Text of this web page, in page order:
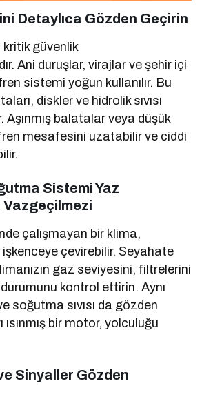
Detaylıca Gözden Geçirin
kritik güvenlik
Ani duruşlar, virajlar ve şehir içi
sistemi yoğun kullanılır. Bu
diskler ve hidrolik sıvısı
Aşınmış balatalar veya düşük
mesafesini uzatabilir ve ciddi
Sistemi Yaz
Vazgeçilmezi
çalışmayan bir klima,
çevirebilir. Seyahate
gaz seviyesini, filtrelerini
kontrol ettirin. Aynı
soğutma sıvısı da gözden
ısınmış bir motor, yolculuğu
Sinyaller Gözden